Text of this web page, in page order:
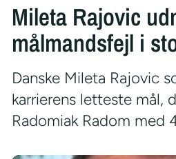
Mileta Rajovic
målmandsfejl i
Danske Mileta Rajovic
karrierens letteste mål,
Radomiak Radom med